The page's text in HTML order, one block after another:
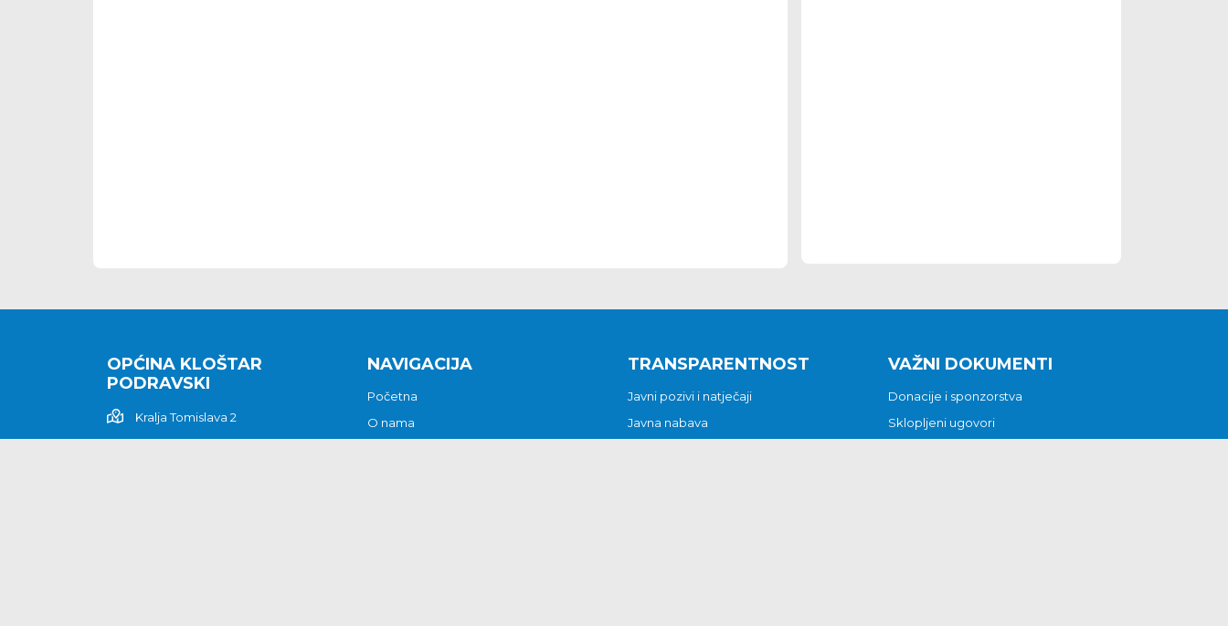
OPĆINA KLOŠTAR
PODRAVSKI
Kralja Tomislava 2
NAVIGACIJA
Početna
O nama
TRANSPARENTNOST
Javni pozivi i natječaji
Javna nabava
VAŽNI DOKUMENTI
Donacije i sponzorstva
Sklopljeni ugovori